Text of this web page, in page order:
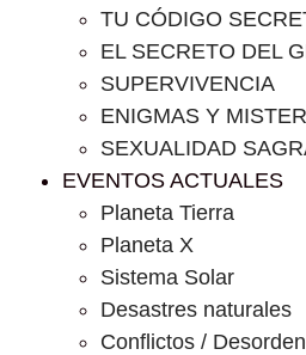
TU CÓDIGO
EL SECRETO DEL
SUPERVIVENCIA
ENIGMAS Y
SEXUALIDAD
EVENTOS ACTUALES
Planeta Tierra
Planeta X
Sistema Solar
Desastres naturales
Conflictos /